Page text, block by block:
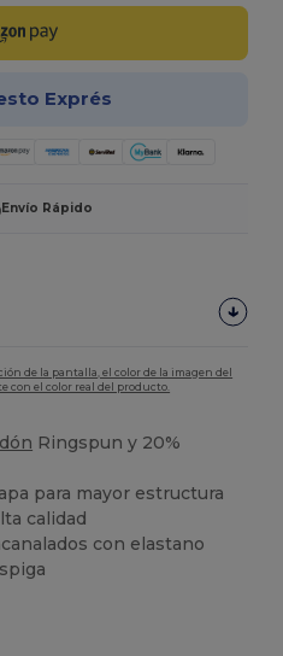
Exprés
Envío Rápido
de la pantalla, el color de la imagen del
con el color real del producto.
Ringspun y 20%
para mayor estructura
calidad
con elastano